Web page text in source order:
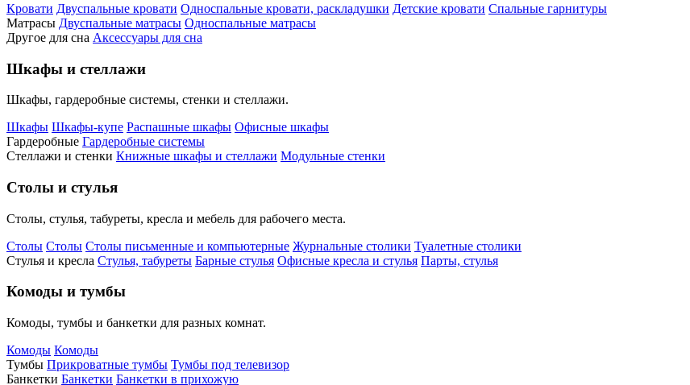
Кровати Двуспальные кровати Односпальные кровати, раскладушки Детские кровати Спальные гарнитуры
Матрасы Двуспальные матрасы Односпальные матрасы
Другое для сна Аксессуары для сна
Шкафы и стеллажи
Шкафы, гардеробные системы, стенки и стеллажи.
Шкафы Шкафы-купе Распашные шкафы Офисные шкафы
Гардеробные Гардеробные системы
Стеллажи и стенки Книжные шкафы и стеллажи Модульные стенки
Столы и стулья
Столы, стулья, табуреты, кресла и мебель для рабочего места.
Столы Столы Столы письменные и компьютерные Журнальные столики Туалетные столики
Стулья и кресла Стулья, табуреты Барные стулья Офисные кресла и стулья Парты, стулья
Комоды и тумбы
Комоды, тумбы и банкетки для разных комнат.
Комоды Комоды
Тумбы Прикроватные тумбы Тумбы под телевизор
Банкетки Банкетки Банкетки в прихожую